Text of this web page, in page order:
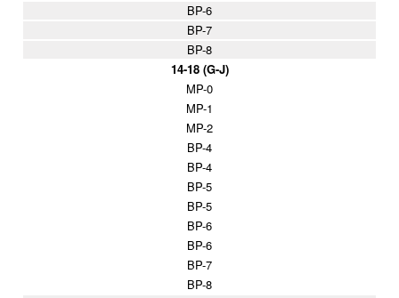
BP-6
BP-7
BP-8
14-18 (G-J)
MP-0
MP-1
MP-2
BP-4
BP-4
BP-5
BP-5
BP-6
BP-6
BP-7
BP-8